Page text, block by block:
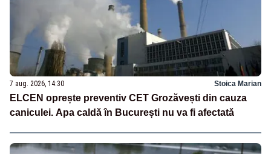
7 aug. 2026, 14:30 Stoica Marian
ELCEN oprește preventiv CET Grozăvești din cauza
caniculei. Apa caldă în București nu va fi afectată